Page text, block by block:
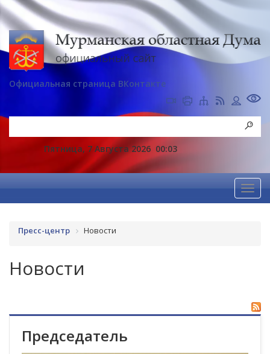
Официальная страница ВКонтакте
Пятница, 7 Августа 2026 00:03
Пресс-центр Новости
Новости
Председатель